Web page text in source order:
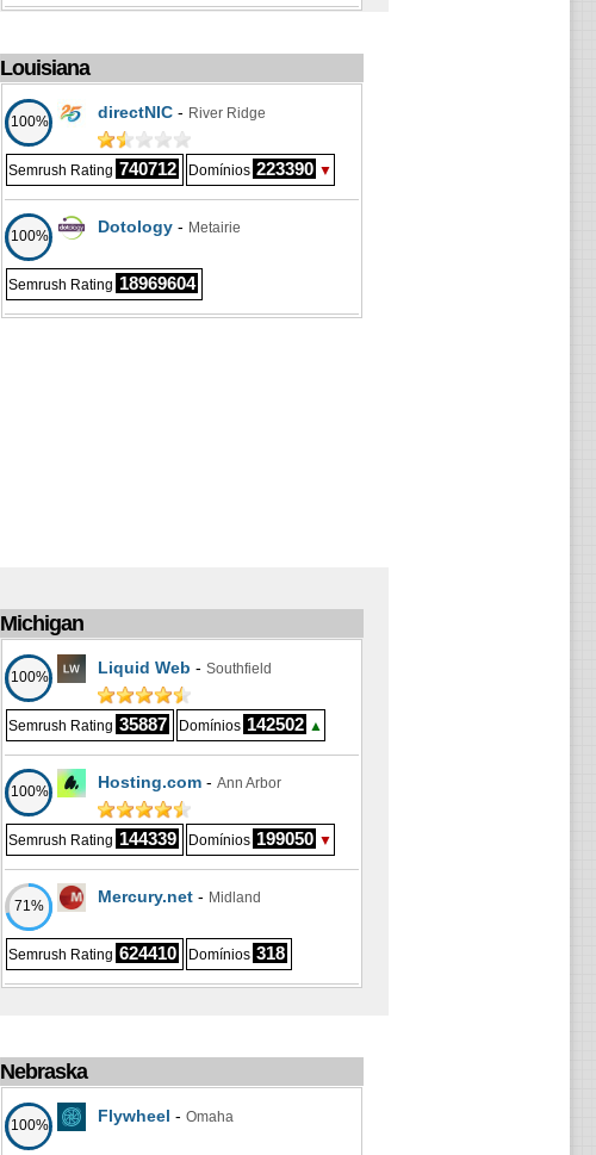
Louisiana
100% directNIC - River Ridge
Semrush Rating 740712 Domínios 223390 ▼
100% Dotology - Metairie
Semrush Rating 18969604
Michigan
100% Liquid Web -Southfield
Semrush Rating 35887 Domínios 142502 ▲
100% Hosting.com -Ann Arbor
Semrush Rating 144339 Domínios 199050 ▼
71% Mercury.net - Midland
Semrush Rating 624410 Domínios 318
Nebraska
100% Flywheel -Omaha